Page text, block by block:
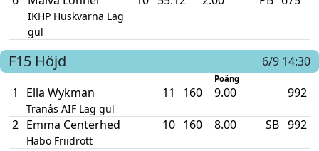
IKHP Huskvarna Lag
gul
F15 Höjd 6/9 14:30
Poäng
1 Ella Wykman
Tranås AIF Lag gul
11 160 9.00 992
2 Emma Centerhed
Habo Friidrott
10 160 8.00 SB 992